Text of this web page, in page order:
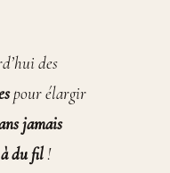
des
pour élargir
jamais
du fil!